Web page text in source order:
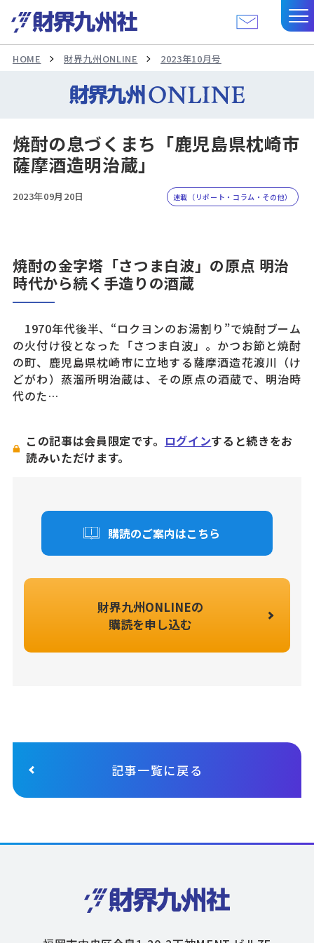
HOME 財界九州ONLINE 2023年10月号
焼酎の息づくまち「鹿児島県枕崎市
薩摩酒造明治蔵」
2023年09月20日 連載（リポート・コラム・その他）
焼酎の金字塔「さつま白波」の原点 明治
時代から続く手造りの酒蔵
1970年代後半、“ロクヨンのお湯割り”で焼酎ブーム
の火付け役となった「さつま白波」。かつお節と焼酎
の町、鹿児島県枕崎市に立地する薩摩酒造花渡川（け
どがわ）蒸溜所明治蔵は、その原点の酒蔵で、明治時
代のた…
この記事は会員限定です。 ログインすると続きをお
読みいただけます。
購読のご案内はこちら
財界九州ONLINEの
購読を申し込む
記事一覧に戻る